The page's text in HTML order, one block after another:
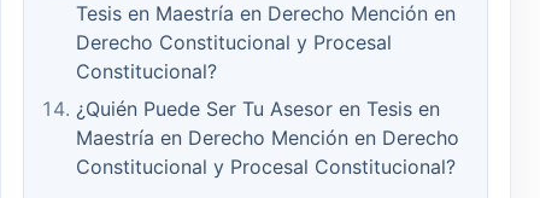
Tesis en Maestría en Derecho Mención en
Derecho Constitucional y Procesal
Constitucional?
¿Quién Puede Ser Tu Asesor en Tesis en
Maestría en Derecho Mención en Derecho
Constitucional y Procesal Constitucional?